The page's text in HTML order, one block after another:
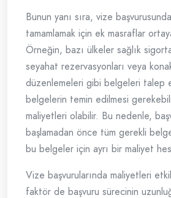
Bunun yanı sıra, vize
tamamlamak için ek masraflar
Örneğin, bazı ülkeler sağlık
seyahat rezervasyonları veya
düzenlemeleri gibi belgeleri talep
belgelerin temin edilmesi
maliyetleri olabilir. Bu nedenle,
başlamadan önce tüm gerekli
bu belgeler için ayrı bir maliyet
Vize başvurularında maliyetleri
faktör de başvuru sürecinin